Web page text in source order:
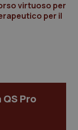
virtuoso per
per il
Pro